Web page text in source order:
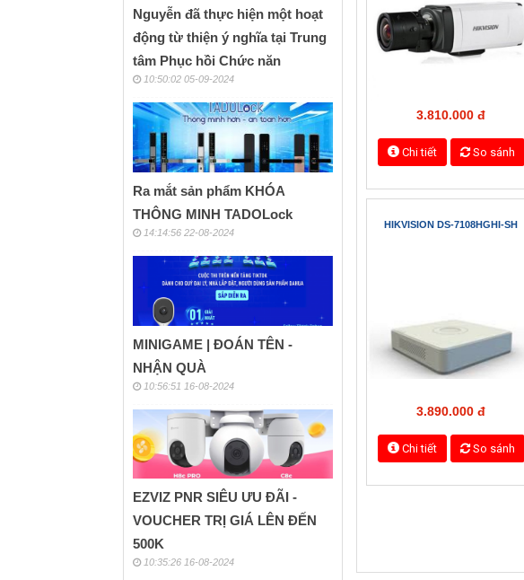
690.000 đ
HIKVISION DS-2CE16C2T-VFIR3
1.840.000 đ
Chi tiết So sánh
HIKVISION DS-2CC12D9T
Nguyễn đã thực hiện một hoạt
động từ thiện ý nghĩa tại Trung
tâm Phục hồi Chức năn
10:50:02 05-09-2024
Ra mắt sản phẩm KHÓA
THÔNG MINH TADOLock
14:14:56 22-08-2024
MINIGAME | ĐOÁN TÊN -
NHẬN QUÀ
10:56:51 16-08-2024
EZVIZ PNR SIÊU ƯU ĐÃI -
VOUCHER TRỊ GIÁ LÊN ĐẾN
500K
10:35:26 16-08-2024